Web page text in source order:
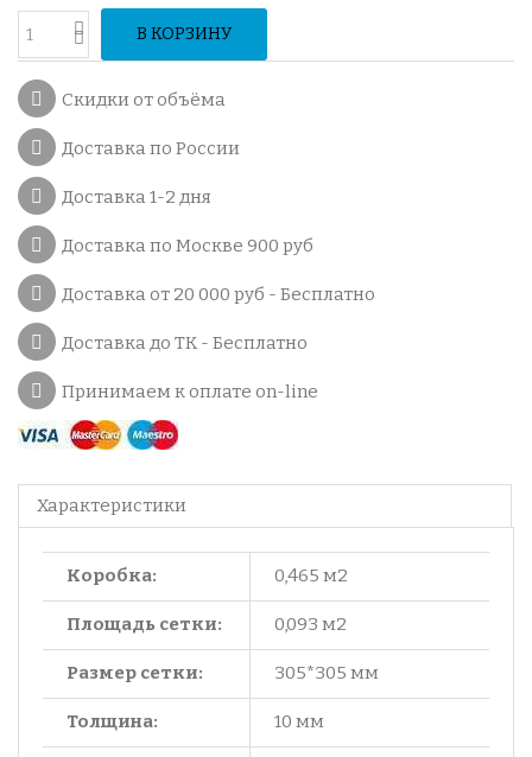
В КОРЗИНУ
Скидки от объёма
Доставка по России
Доставка 1-2 дня
Доставка по Москве 900 руб
Доставка от 20 000 руб - Бесплатно
Доставка до ТК - Бесплатно
Принимаем к оплате on-line
Характеристики
Коробка: 0,465 м2
Площадь сетки: 0,093 м2
Размер сетки: 305*305 мм
Толщина: 10 мм